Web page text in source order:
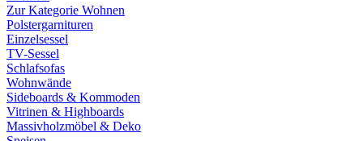
Zur Kategorie Wohnen
Polstergarnituren
Einzelsessel
TV-Sessel
Schlafsofas
Wohnwände
Sideboards & Kommoden
Vitrinen & Highboards
Massivholzmöbel & Deko